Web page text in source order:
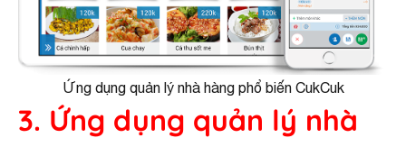
Ứng dụng quản lý nhà hàng phổ biến CukCuk
3. Ứng dụng quản lý nhà